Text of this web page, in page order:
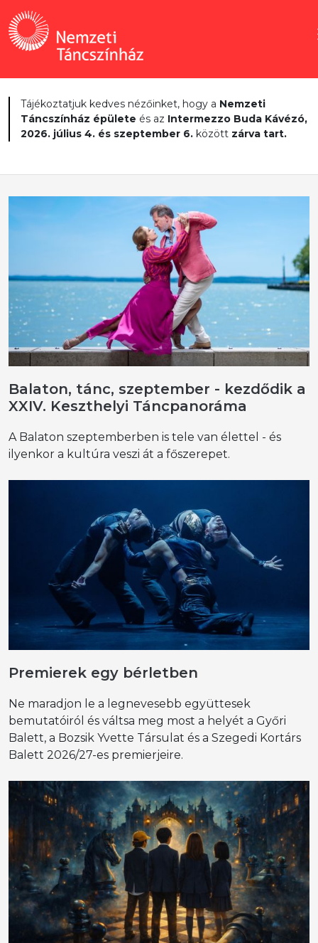
Tájékoztatjuk kedves nézőinket, hogy a Nemzeti
Táncszínház épülete és az Intermezzo Buda Kávézó,
2026. július 4. és szeptember 6. között zárva tart.
Balaton, tánc, szeptember - kezdődik a
XXIV. Keszthelyi Táncpanoráma
A Balaton szeptemberben is tele van élettel - és
ilyenkor a kultúra veszi át a főszerepet.
Premierek egy bérletben
Ne maradjon le a legnevesebb együttesek
bemutatóiról és váltsa meg most a helyét a Győri
Balett, a Bozsik Yvette Társulat és a Szegedi Kortárs
Balett 2026/27-es premierjeire.